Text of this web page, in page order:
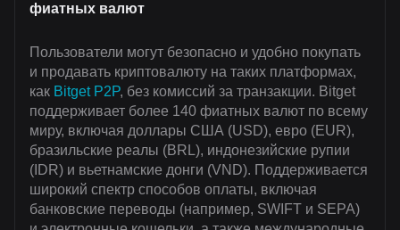
фиатных валют
Пользователи могут безопасно и удобно покупать
и продавать криптовалюту на таких платформах,
как Bitget P2P, без комиссий за транзакции. Bitget
поддерживает более 140 фиатных валют по всему
миру, включая доллары США (USD), евро (EUR),
бразильские реалы (BRL), индонезийские рупии
(IDR) и вьетнамские донги (VND). Поддерживается
широкий спектр способов оплаты, включая
банковские переводы (например, SWIFT и SEPA)